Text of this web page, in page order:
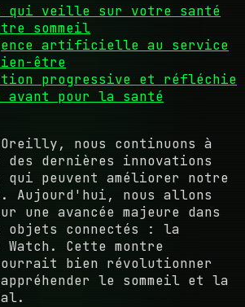
qui veille sur votre santé
sommeil
artificielle au service
être
progressive et réfléchie
avant pour la santé
nous continuons à
dernières innovations
qui peuvent améliorer notre
Aujourd'hui, nous allons
une avancée majeure dans
objets connectés : la
Cette montre
bien révolutionner
le sommeil et la